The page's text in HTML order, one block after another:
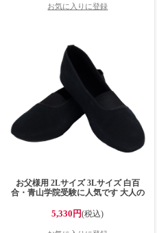
お父様用 2Lサイズ 3Lサイズ 白百
合・青山学院受験に人気です 大人の
量 かかと付き スリッパ ブラック
5,330円(税込)